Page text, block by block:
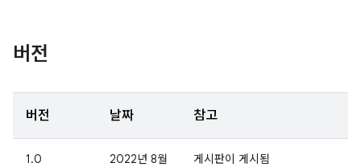
버전
버전 날짜 참고
1.0
2022년 8월
게시판이 게시됨